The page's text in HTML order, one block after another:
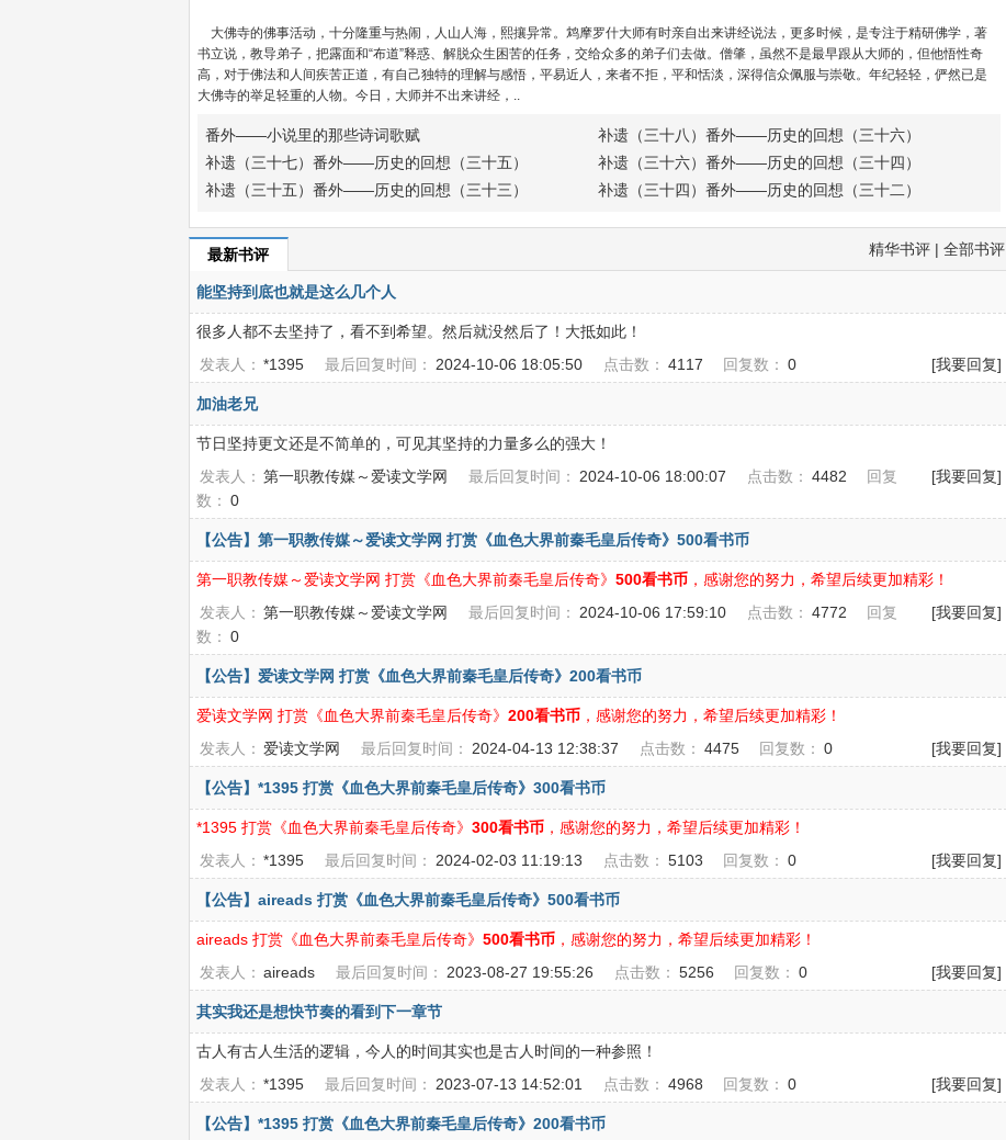
大佛寺的佛事活动，十分隆重与热闹，人山人海，熙攘异常。鸩摩罗什大师有时亲自出来讲经说法，更多时候，是专注于精研佛学，著
书立说，教导弟子，把露面和“布道”释惑、解脱众生困苦的任务，交给众多的弟子们去做。僧肇，虽然不是最早跟从大师的，但他悟性奇
高，对于佛法和人间疾苦正道，有自己独特的理解与感悟，平易近人，来者不拒，平和恬淡，深得信众佩服与崇敬。年纪轻轻，俨然已是
大佛寺的举足轻重的人物。今日，大师并不出来讲经，..
番外——小说里的那些诗词歌赋
补遗（三十八）番外——历史的回想（三十六）
补遗（三十七）番外——历史的回想（三十五）
补遗（三十六）番外——历史的回想（三十四）
补遗（三十五）番外——历史的回想（三十三）
补遗（三十四）番外——历史的回想（三十二）
最新书评 精华书评| 全部书评
能坚持到底也就是这么几个人
很多人都不去坚持了，看不到希望。然后就没然后了！大抵如此！
[我要回复]
发表人： *1395 最后回复时间： 2024-10-06 18:05:50 点击数： 4117 回复数： 0
加油老兄
节日坚持更文还是不简单的，可见其坚持的力量多么的强大！
[我要回复]
发表人： 第一职教传媒～爱读文学网 最后回复时间： 2024-10-06 18:00:07 点击数： 4482
回复
数： 0
【公告】第一职教传媒～爱读文学网 打赏《血色大界前秦毛皇后传奇》500看书币
第一职教传媒～爱读文学网 打赏《血色大界前秦毛皇后传奇》 500看书币，感谢您的努力，希望后续更加精彩！
[我要回复]
发表人： 第一职教传媒～爱读文学网 最后回复时间： 2024-10-06 17:59:10 点击数： 4772
回复
数： 0
【公告】爱读文学网 打赏《血色大界前秦毛皇后传奇》200看书币
爱读文学网 打赏《血色大界前秦毛皇后传奇》 200看书币，感谢您的努力，希望后续更加精彩！
[我要回复]
发表人： 爱读文学网 最后回复时间： 2024-04-13 12:38:37 点击数： 4475 回复数： 0
【公告】*1395 打赏《血色大界前秦毛皇后传奇》300看书币
*1395 打赏《血色大界前秦毛皇后传奇》 300看书币，感谢您的努力，希望后续更加精彩！
[我要回复]
发表人： *1395 最后回复时间： 2024-02-03 11:19:13 点击数： 5103 回复数： 0
【公告】aireads 打赏《血色大界前秦毛皇后传奇》500看书币
aireads 打赏《血色大界前秦毛皇后传奇》 500看书币，感谢您的努力，希望后续更加精彩！
[我要回复]
发表人： aireads 最后回复时间： 2023-08-27 19:55:26 点击数： 5256 回复数： 0
其实我还是想快节奏的看到下一章节
古人有古人生活的逻辑，今人的时间其实也是古人时间的一种参照！
[我要回复]
发表人： *1395 最后回复时间： 2023-07-13 14:52:01 点击数： 4968 回复数： 0
【公告】*1395 打赏《血色大界前秦毛皇后传奇》200看书币